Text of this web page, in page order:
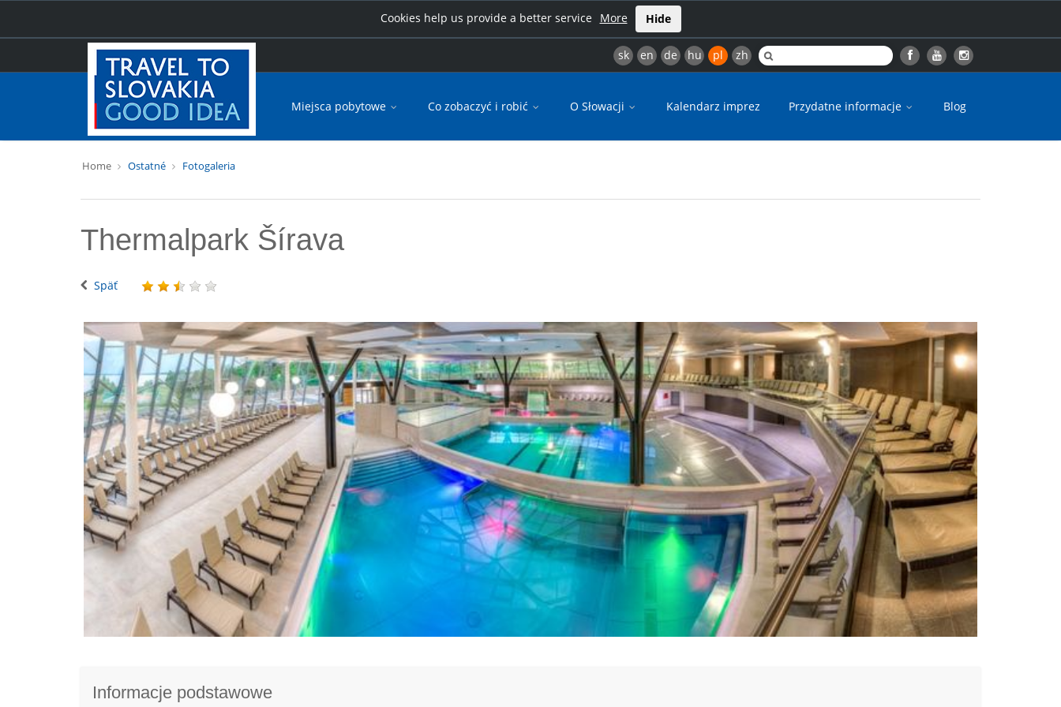
Cookies help us provide a better service More Hide
sk en de hu pl zh
Miejsca pobytowe Co zobaczyć i robić O Słowacji Kalendarz imprez Przydatne informacje Blog
Home Ostatné Fotogaleria
Thermalpark Šírava
Späť
Informacje podstawowe